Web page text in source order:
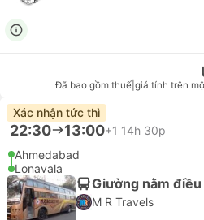
Đã bao gồm thuế giá tính trên
Xác nhận tức thì
22:30 13:00+1 14h 30p
Ahmedabad
Lonavala
Giường nằm
M R Travels